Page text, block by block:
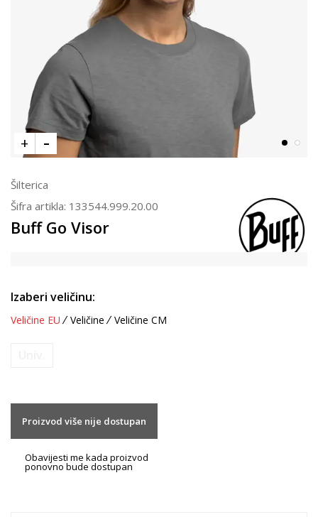
Šilterica
Šifra artikla: 133544.999.20.00
Buff Go Visor
Izaberi veličinu:
Veličine EU Veličine Veličine CM
Proizvod više nije dostupan
Obavijesti me kada proizvod
ponovno bude dostupan